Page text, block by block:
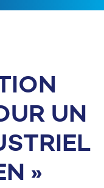
UN
»